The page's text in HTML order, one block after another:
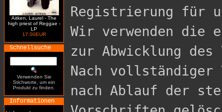
Aitken, Laurel - The
high priest of Reggae -
LP
17.00EUR
Schnellsuche
Verwenden Sie
Stichworte, um ein
Produkt zu finden.
Informationen
Registrierung für
Wir verwenden die
zur Abwicklung
Nach vollständiger
nach Ablauf der